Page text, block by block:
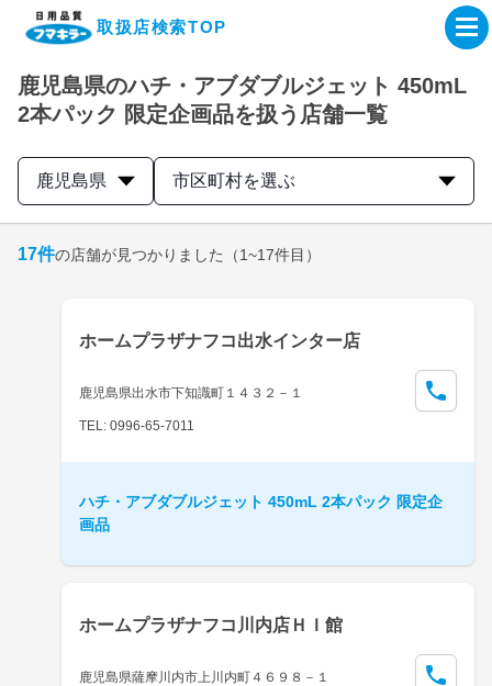
取扱店検索TOP
企業・IR情報サイト
製品情報サイト
取扱店検索はこちら
鹿児島県のハチ・アブダブルジェット 450mL
2本パック 限定企画品を扱う店舗一覧
鹿児島県 市区町村を選ぶ
17件の店舗が見つかりました （1~17件目）
ホームプラザナフコ出水インター店
鹿児島県出水市下知識町１４３２－１
TEL: 0996-65-7011
ハチ・アブダブルジェット 450mL 2本パック 限定企
画品
ホームプラザナフコ川内店ＨＩ館
鹿児島県薩摩川内市上川内町４６９８－１